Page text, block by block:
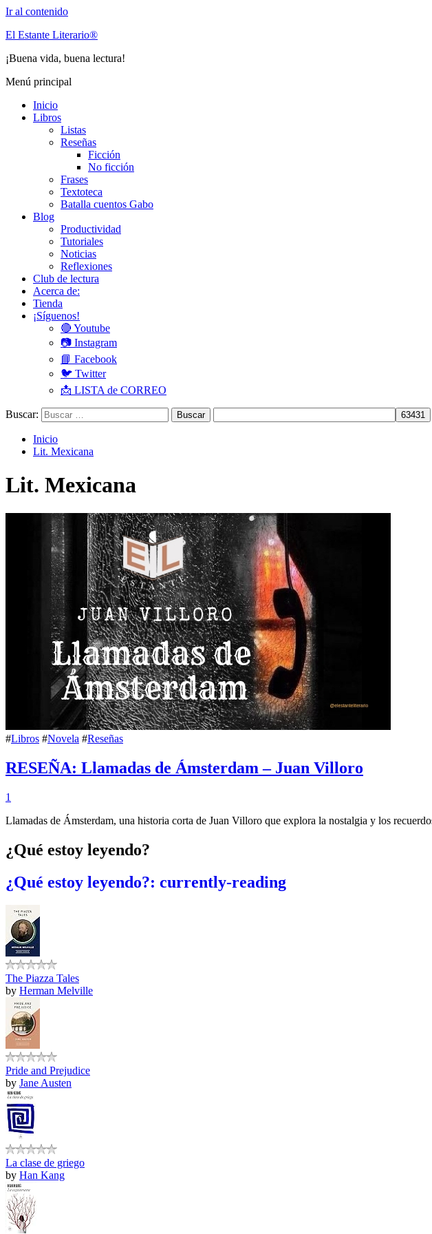
Ir al contenido
El Estante Literario®
¡Buena vida, buena lectura!
Menú principal
Inicio
Libros
Listas
Reseñas
Ficción
No ficción
Frases
Textoteca
Batalla cuentos Gabo
Blog
Productividad
Tutoriales
Noticias
Reflexiones
Club de lectura
Acerca de:
Tienda
¡Síguenos!
🔴 Youtube
📷 Instagram
📘 Facebook
🐦 Twitter
📩 LISTA de CORREO
Buscar:
Inicio
Lit. Mexicana
Lit. Mexicana
#Libros #Novela #Reseñas
RESEÑA: Llamadas de Ámsterdam – Juan Villoro
1
Llamadas de Ámsterdam, una historia corta de Juan Villoro que explora la nostalgia y los
¿Qué estoy leyendo?
¿Qué estoy leyendo?: currently-reading
The Piazza Tales
by Herman Melville
Pride and Prejudice
by Jane Austen
La clase de griego
by Han Kang